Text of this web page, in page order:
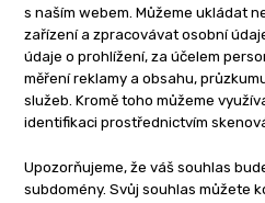
O
Zásady
Etický
s naším webem. Můžeme ukládat
zařízení a zpracovávat osobní
údaje o prohlížení, za účelem
měření reklamy a obsahu,
služeb. Kromě toho můžeme
identifikaci prostřednictvím
Upozorňujeme, že váš souhlas
subdomény. Svůj souhlas můžete